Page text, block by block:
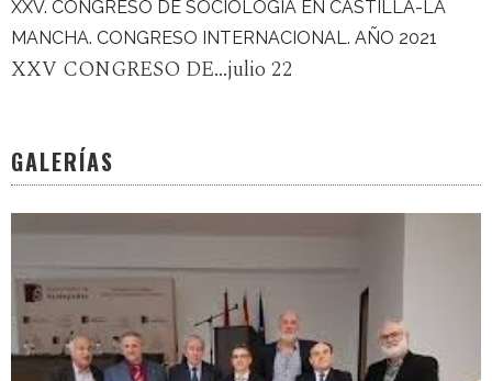
XXV. CONGRESO DE SOCIOLOGÍA EN CASTILLA-LA
MANCHA. CONGRESO INTERNACIONAL. AÑO 2021
XXV CONGRESO DE...julio 22
GALERÍAS